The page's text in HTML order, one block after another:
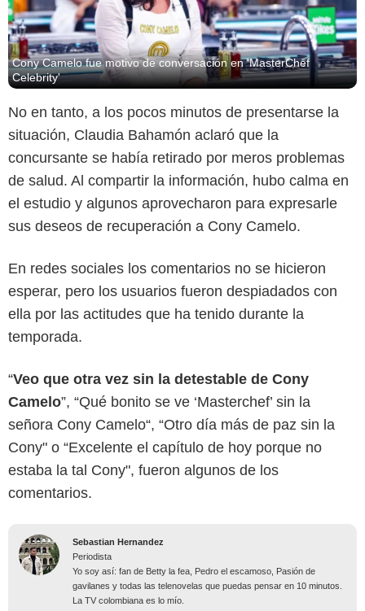
Cony Camelo fue motivo de conversación en 'MasterChef
Celebrity'
No en tanto, a los pocos minutos de presentarse la
situación, Claudia Bahamón aclaró que la
concursante se había retirado por meros problemas
de salud. Al compartir la información, hubo calma en
el estudio y algunos aprovecharon para expresarle
sus deseos de recuperación a Cony Camelo.
En redes sociales los comentarios no se hicieron
esperar, pero los usuarios fueron despiadados con
ella por las actitudes que ha tenido durante la
temporada.
“Veo que otra vez sin la detestable de Cony
Camelo”, “Qué bonito se ve ‘Masterchef’ sin la
señora Cony Camelo“, “Otro día más de paz sin la
Cony" o “Excelente el capítulo de hoy porque no
estaba la tal Cony", fueron algunos de los
comentarios.
Sebastian Hernandez
Periodista
Yo soy así: fan de Betty la fea, Pedro el escamoso, Pasión de
gavilanes y todas las telenovelas que puedas pensar en 10 minutos.
La TV colombiana es lo mío.